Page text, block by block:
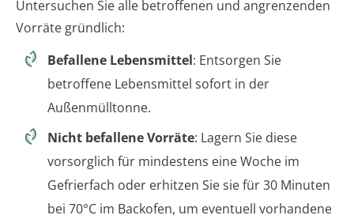
Untersuchen Sie alle betroffenen und angrenzenden
Vorräte gründlich:
Befallene Lebensmittel: Entsorgen Sie
betroffene Lebensmittel sofort in der
Außenmülltonne.
Nicht befallene Vorräte: Lagern Sie diese
vorsorglich für mindestens eine Woche im
Gefrierfach oder erhitzen Sie sie für 30 Minuten
bei 70°C im Backofen, um eventuell vorhandene